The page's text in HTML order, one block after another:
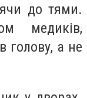
до тями.
медиків,
голову, а не